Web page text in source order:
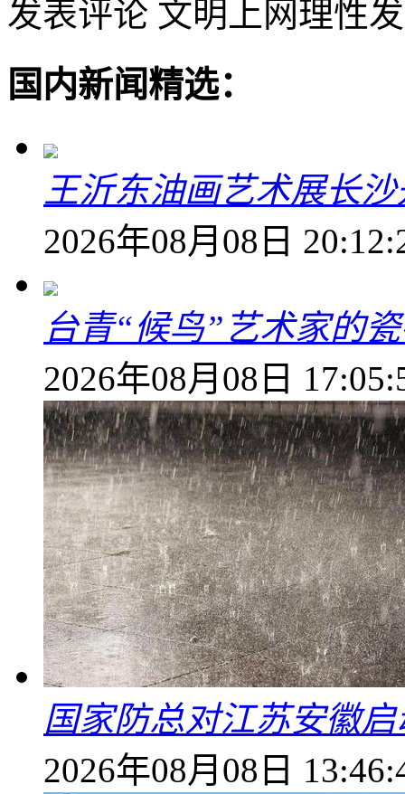
发表评论 文明上网理性
国内新闻精选：
王沂东油画艺术展长
2026年08月08日
台青“候鸟”艺术家的
2026年08月08日
国家防总对江苏安徽
2026年08月08日